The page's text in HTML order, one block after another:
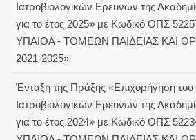
Ιατροβιολογικών Ερευνών της
για το έτος 2025» με Κωδικό ΟΠΣ
ΥΠΑΙΘΑ - ΤΟΜΕΩΝ ΠΑΙΔΕΙΑΣ ΚΑΙ
2021-2025»
Ένταξη της Πράξης «Επιχορήγηση του
Ιατροβιολογικών Ερευνών της
για το έτος 2024» με Κωδικό ΟΠΣ